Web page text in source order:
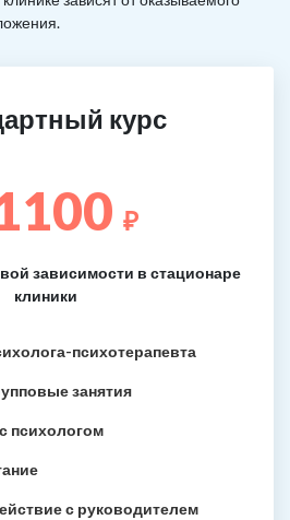
курс
₽
зависимости в стационаре
клиники
психотерапевта
занятия
психологом
с руководителем